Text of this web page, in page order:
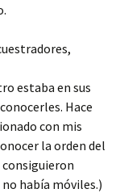
estaba en sus
Hace
con mis
la orden del
había móviles.)